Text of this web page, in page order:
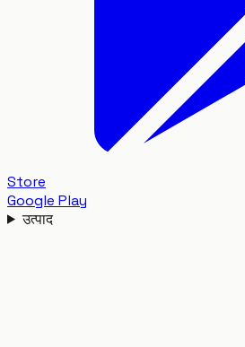
Store
Google Play
उत्पाद